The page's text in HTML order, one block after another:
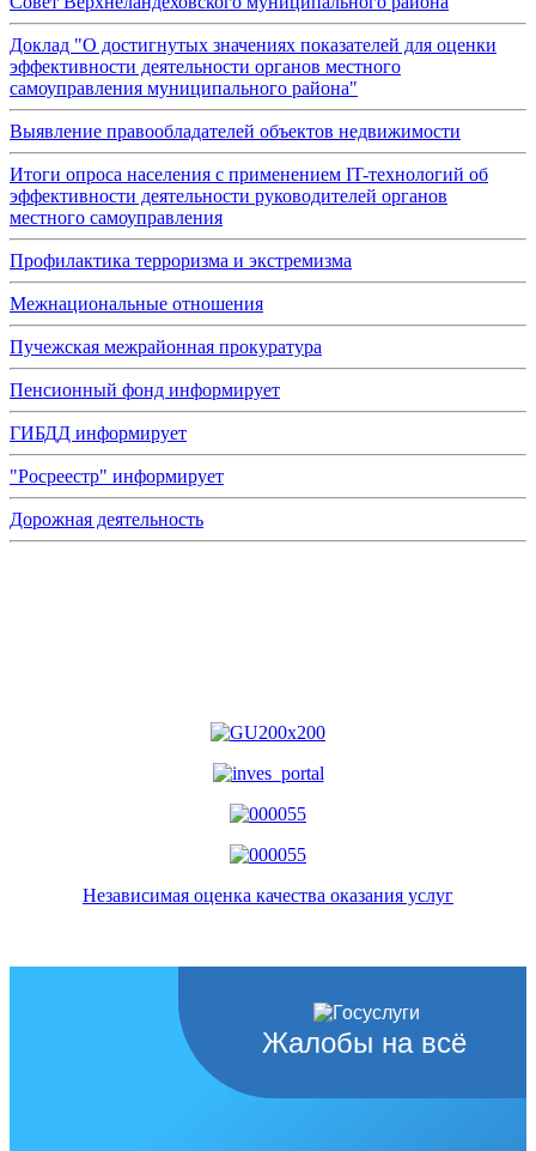
Доклад "О достигнутых значениях показателей для оценки
эффективности деятельности органов местного
самоуправления муниципального района"
Выявление правообладателей объектов недвижимости
Итоги опроса населения с применением IT-технологий об
эффективности деятельности руководителей органов
местного самоуправления
Профилактика терроризма и экстремизма
Межнациональные отношения
Пучежская межрайонная прокуратура
Пенсионный фонд информирует
ГИБДД информирует
"Росреестр" информирует
Дорожная деятельность
Независимая оценка качества оказания услуг
Жалобы на всё